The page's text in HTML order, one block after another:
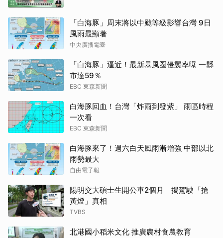
「白海豚」周末將以中颱等級影響台灣 9日
風雨最顯著
中央廣播電臺
「白海豚」逼近！最新暴風圈侵襲率曝 一縣
市達59％
EBC 東森新聞
白海豚回血！台灣「炸雨到發紫」 雨區時程
一次看
EBC 東森新聞
白海豚來了！週六白天風雨漸增強 中部以北
雨勢最大
自由電子報
陽明交大碩士生開公車2個月 揭駕駛「搶
黃燈」真相
TVBS
北港國小稻米文化 推廣農村食農教育